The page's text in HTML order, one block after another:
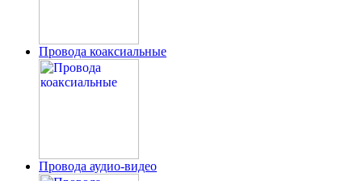
Провода коаксиальные
Провода аудио-видео